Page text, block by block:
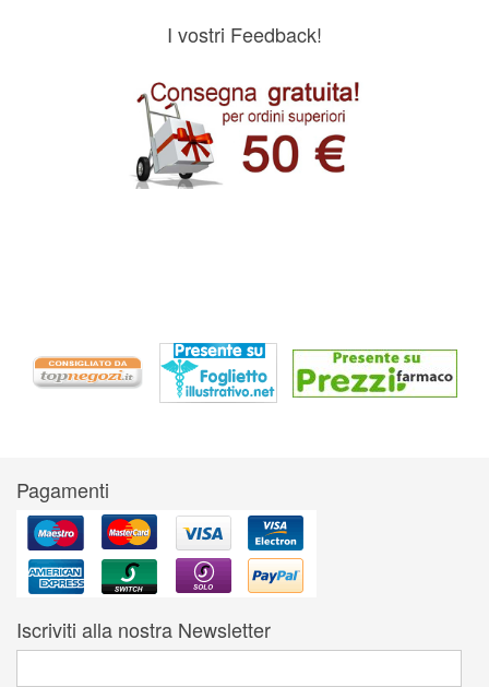
I vostri Feedback!
Pagamenti
Iscriviti alla nostra Newsletter